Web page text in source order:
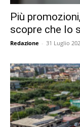
Più
scopre che lo
Redazione - 31 Luglio